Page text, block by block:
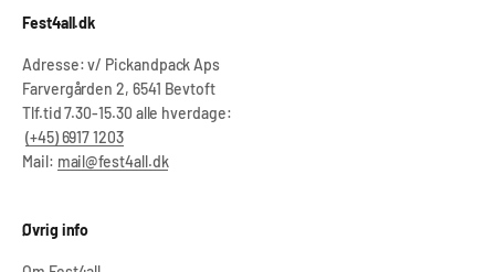
Fest4all.dk
Adresse: v/ Pickandpack Aps
Farvergården 2, 6541 Bevtoft
Tlf.tid 7.30-15.30 alle hverdage:
(+45) 6917 1203
Mail: mail@fest4all.dk
Øvrig info